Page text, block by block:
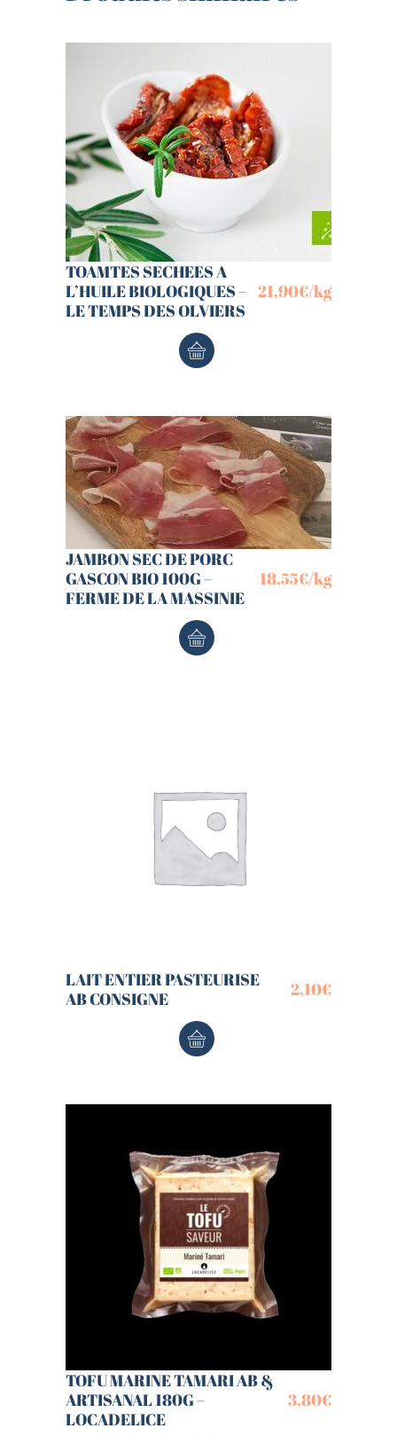
TOAMTES SECHEES A
L’HUILE BIOLOGIQUES –
LE TEMPS DES OLVIERS
21,90€/kg
JAMBON SEC DE PORC
GASCON BIO 100G –
FERME DE LA MASSINIE
18,55€/kg
LAIT ENTIER PASTEURISE
AB CONSIGNE
2,10€
TOFU MARINE TAMARI AB &
ARTISANAL 180G –
LOCADELICE
3,80€